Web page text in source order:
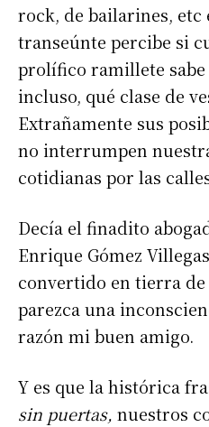
rock, de bailarines, etc
transeúnte percibe si
prolífico ramillete sabe
incluso, qué clase de
Extrañamente sus
no interrumpen
cotidianas por las
Decía el finadito
Enrique Gómez
convertido en tierra de
parezca una
razón mi buen amigo.
Y es que la histórica
sin puertas, nuestros